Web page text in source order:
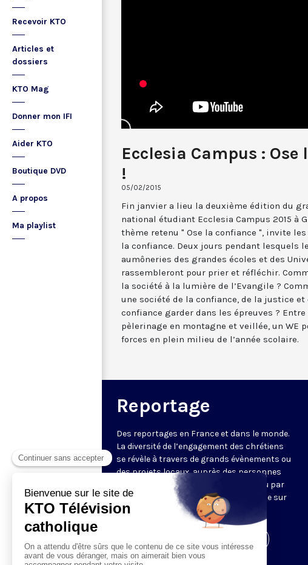
Recevoir KTO
Articles et
dossiers
KTO Mag
Donner mon IFI
Aider KTO
Boutique DVD
A propos
Ma playlist
Ecclesia Campus :
!
05/02/2015
Fin janvier a lieu la deuxième édition du
national étudiant Ecclesia Campus 2015 à
thème retenu " Ose la confiance ", invite
la confiance. Deux jours pendant lesquels
aumôneries des grandes écoles et des
rassembleront pour prier et réfléchir.
la société à la lumière de l’Evangile ?
une société de la confiance, de la justice et
confiance garder dans les épreuves ?
pèlerinage en montagne et veillée, un WE
forces en plein milieu de l’année scolaire.
Reportage
Des reportages en France et dans le monde.
La diversité de l’engagement des chrétiens
se révèle à travers de grands évènements ou
des projets locaux, auprès des personnes
fragiles, au service du Bien commun ou par
l’évangélisation. Un regard d’espérance sur
le monde.